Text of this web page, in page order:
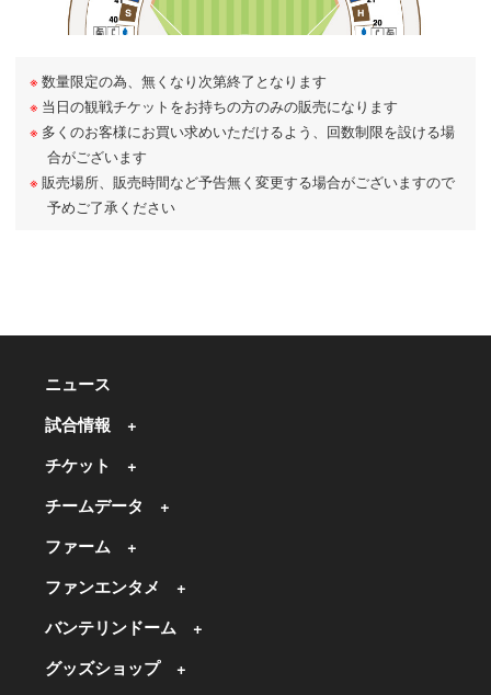
数量限定の為、無くなり次第終了となります
当日の観戦チケットをお持ちの方のみの販売になります
多くのお客様にお買い求めいただけるよう、回数制限を設ける場
合がございます
販売場所、販売時間など予告無く変更する場合がございますので
予めご了承ください
ニュース
試合情報
チケット
チームデータ
ファーム
ファンエンタメ
バンテリンドーム
グッズショップ